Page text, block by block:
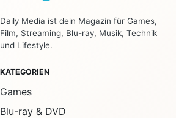
Daily Media ist dein Magazin für Games,
Film, Streaming, Blu-ray, Musik, Technik
und Lifestyle.
KATEGORIEN
Games
Blu-ray & DVD